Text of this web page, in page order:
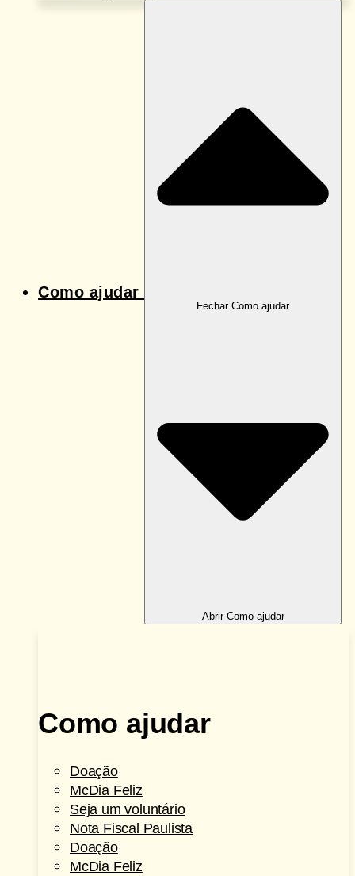
Como ajudar
Fechar Como ajudar
Abrir Como ajudar
Como ajudar
Doação
McDia Feliz
Seja um voluntário
Nota Fiscal Paulista
Doação
McDia Feliz